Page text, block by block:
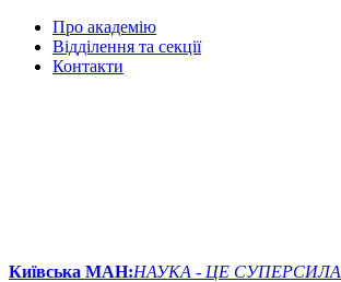
Про академію
Відділення та секції
Контакти
Київська МАН:НАУКА - ЦЕ СУПЕРСИЛА